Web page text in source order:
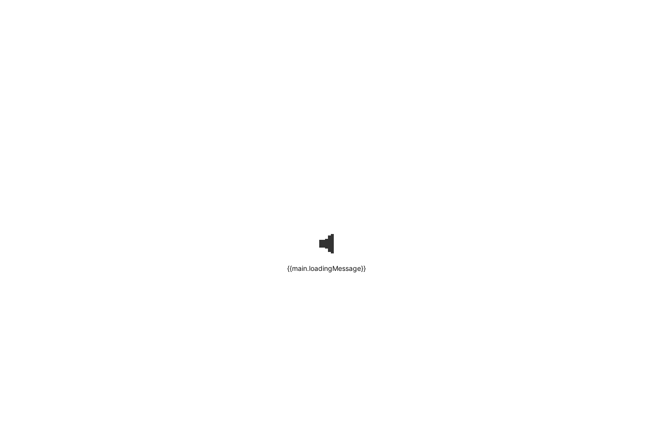
{{main.loadingMessage}}